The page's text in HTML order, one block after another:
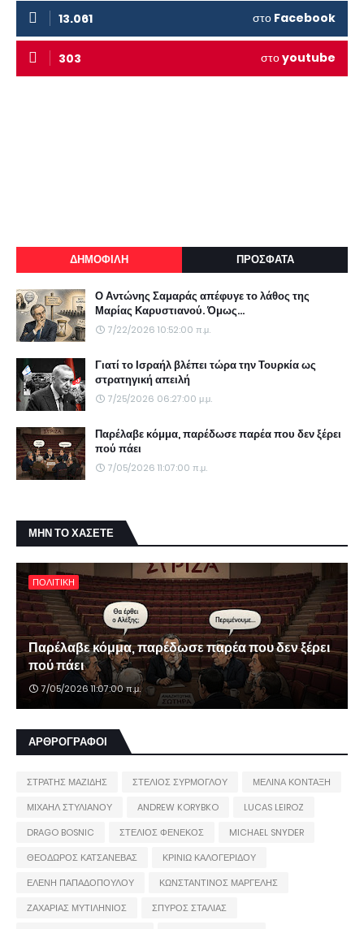
13.061 στο Facebook
303 στοyoutube
ΔΗΜΟΦΙΛΗ ΠΡΟΣΦΑΤΑ
Ο Αντώνης Σαμαράς απέφυγε το λάθος της
Μαρίας Καρυστιανού. Όμως...
7/22/2026 10:52:00 π.μ.
Γιατί το Ισραήλ βλέπει τώρα την Τουρκία ως
στρατηγική απειλή
7/25/2026 06:27:00 μ.μ.
Παρέλαβε κόμμα, παρέδωσε παρέα που δεν ξέρει
πού πάει
7/05/2026 11:07:00 π.μ.
ΜΗΝ ΤΟ ΧΑΣΕΤΕ
ΠΟΛΙΤΙΚΗ
Παρέλαβε κόμμα, παρέδωσε παρέα που δεν ξέρει
πού πάει
7/05/2026 11:07:00 π.μ.
ΑΡΘΡΟΓΡΑΦΟΙ
ΣΤΡΑΤΗΣ ΜΑΖΙΔΗΣ ΣΤΕΛΙΟΣ ΣΥΡΜΟΓΛΟΥ
ΜΕΛΙΝΑ ΚΟΝΤΑΞΗ
ΜΙΧΑΗΛ ΣΤΥΛΙΑΝΟΥ
ANDREW KORYBKO
LUCAS LEIROZ
DRAGO BOSNIC
ΣΤΕΛΙΟΣ ΦΕΝΕΚΟΣ
MICHAEL SNYDER
ΘΕΟΔΩΡΟΣ ΚΑΤΣΑΝΕΒΑΣ
ΚΡΙΝΙΩ ΚΑΛΟΓΕΡΙΔΟΥ
ΕΛΕΝΗ ΠΑΠΑΔΟΠΟΥΛΟΥ
ΚΩΝΣΤΑΝΤΙΝΟΣ ΜΑΡΓΕΛΗΣ
ΖΑΧΑΡΙΑΣ ΜΥΤΙΛΗΝΙΟΣ
ΣΠΥΡΟΣ ΣΤΑΛΙΑΣ